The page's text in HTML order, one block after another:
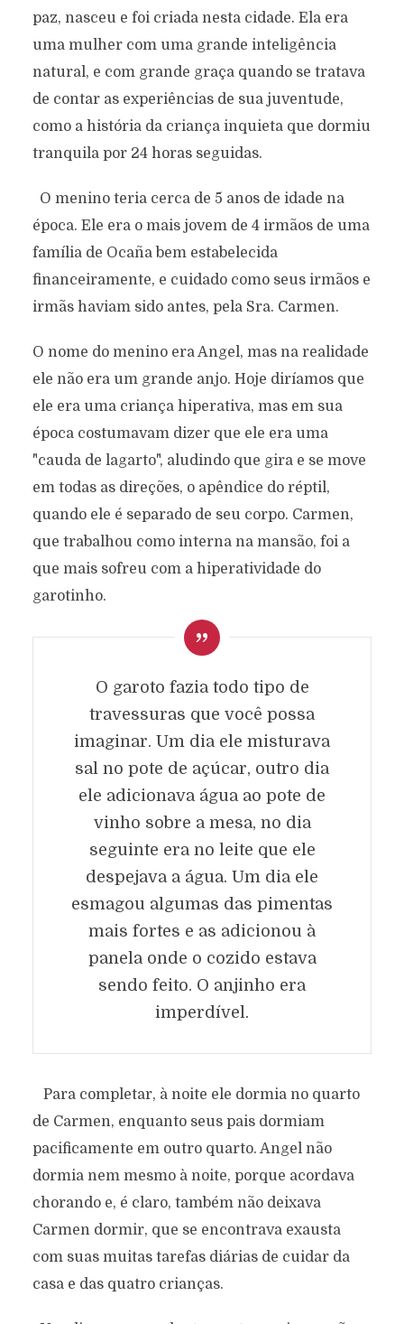
paz, nasceu e foi criada nesta cidade. Ela era
uma mulher com uma grande inteligência
natural, e com grande graça quando se tratava
de contar as experiências de sua juventude,
como a história da criança inquieta que dormiu
tranquila por 24 horas seguidas.
O menino teria cerca de 5 anos de idade na
época. Ele era o mais jovem de 4 irmãos de uma
família de Ocaña bem estabelecida
financeiramente, e cuidado como seus irmãos e
irmãs haviam sido antes, pela Sra. Carmen.
O nome do menino era Angel, mas na realidade
ele não era um grande anjo. Hoje diríamos que
ele era uma criança hiperativa, mas em sua
época costumavam dizer que ele era uma
"cauda de lagarto", aludindo que gira e se move
em todas as direções, o apêndice do réptil,
quando ele é separado de seu corpo. Carmen,
que trabalhou como interna na mansão, foi a
que mais sofreu com a hiperatividade do
garotinho.
O garoto fazia todo tipo de
travessuras que você possa
imaginar. Um dia ele misturava
sal no pote de açúcar, outro dia
ele adicionava água ao pote de
vinho sobre a mesa, no dia
seguinte era no leite que ele
despejava a água. Um dia ele
esmagou algumas das pimentas
mais fortes e as adicionou à
panela onde o cozido estava
sendo feito. O anjinho era
imperdível.
Para completar, à noite ele dormia no quarto
de Carmen, enquanto seus pais dormiam
pacificamente em outro quarto. Angel não
dormia nem mesmo à noite, porque acordava
chorando e, é claro, também não deixava
Carmen dormir, que se encontrava exausta
com suas muitas tarefas diárias de cuidar da
casa e das quatro crianças.